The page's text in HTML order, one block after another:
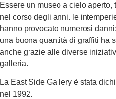
Essere un museo a cielo
nel corso degli anni, le
hanno provocato numerosi
una buona quantità di graffiti ha
anche grazie alle diverse
galleria.
La East Side Gallery è stata
nel 1992.